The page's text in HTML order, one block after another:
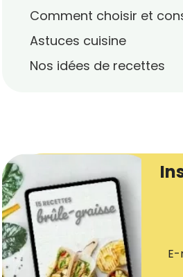
Comment choisir et
Astuces cuisine
Nos idées de recettes